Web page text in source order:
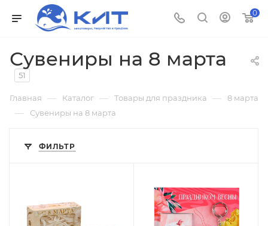
0
Сувениры на 8 марта
51
Главная — Каталог — Товары для праздника — 8 марта
— Сувениры на 8 марта
ФИЛЬТР